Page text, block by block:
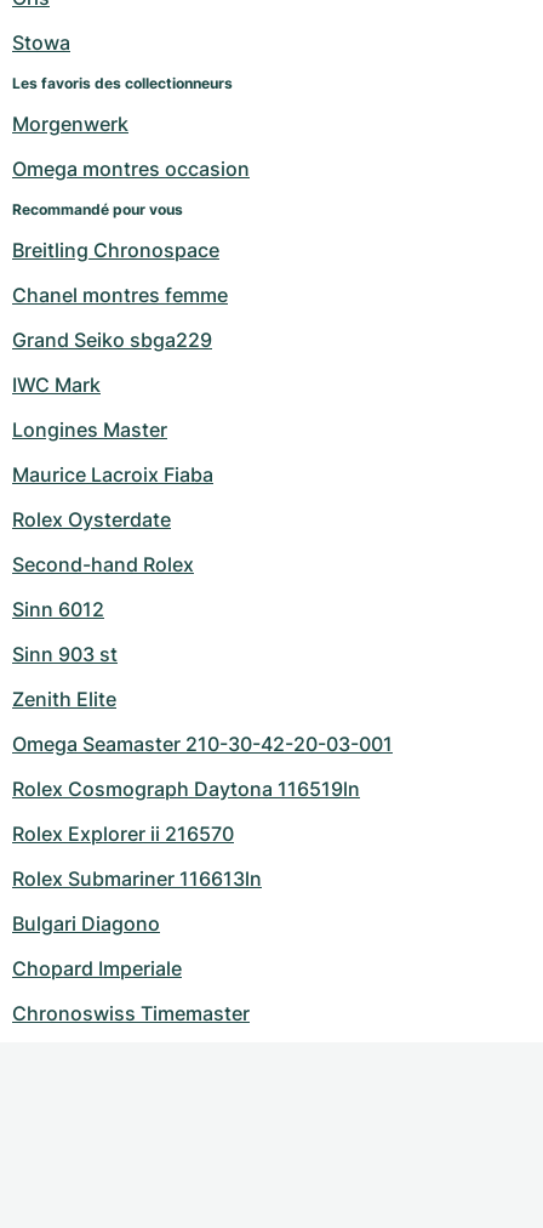
Montres pour femmes
Montres pour femmes
Stowa
Les favoris des collectionneurs
Morgenwerk
Omega montres occasion
Recommandé pour vous
Breitling Chronospace
Chanel montres femme
Grand Seiko sbga229
IWC Mark
Longines Master
Maurice Lacroix Fiaba
Rolex Oysterdate
Second-hand Rolex
Sinn 6012
Sinn 903 st
Zenith Elite
Omega Seamaster 210-30-42-20-03-001
Rolex Cosmograph Daytona 116519ln
Rolex Explorer ii 216570
Rolex Submariner 116613ln
Bulgari Diagono
Chopard Imperiale
Chronoswiss Timemaster